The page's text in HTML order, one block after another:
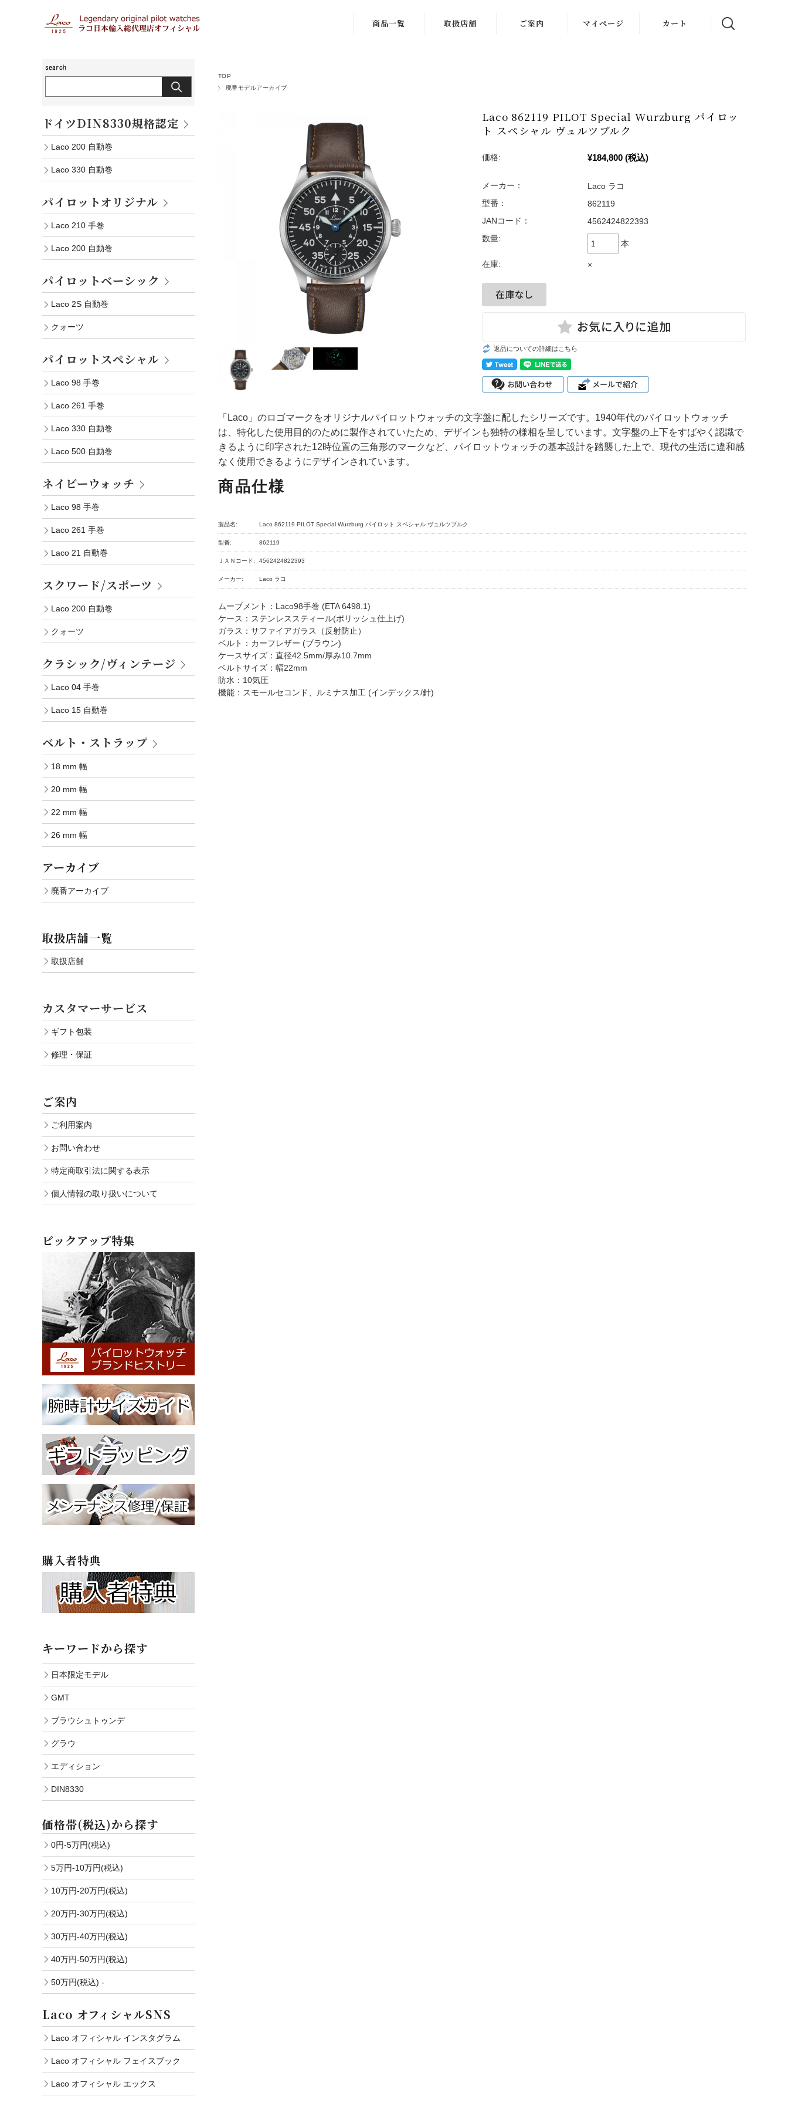
商品一覧
パイロットベー
クロノグラフウ
ォッチ
ネイビーウォッ
チ
GMTウォッチ
スクワード/ス
クラシックウォ
ップ
廃番モデル(ア
ーカイブ)
取扱店舗
5.中国・四国
ご案内
ギフト包装
会社概要
マイページ カート
TOP
廃番モデルアーカイブ
Laco 862119 PILOT Special Wurzburg パイロッ
ト スペシャル ヴュルツブルク
価格: ¥184,800 (税込)
メーカー：
Laco ラコ
型番：
862119
JANコード：
4562424822393
数量:
本
在庫: ×
返品についての詳細はこちら
「Laco」のロゴマークをオリジナルパイロットウォッチの文字盤に配したシリーズです。1940年代のパイロットウォッチ
は、特化した使用目的のために製作されていたため、デザインも独特の様相を呈しています。文字盤の上下をすばやく認識で
きるように印字された12時位置の三角形のマークなど、パイロットウォッチの基本設計を踏襲した上で、現代の生活に違和感
なく使用できるようにデザインされています。
商品仕様
製品名: Laco 862119 PILOT Special Wurzburg パイロット スペシャル ヴュルツブルク
型番: 862119
ＪＡＮコード: 4562424822393
メーカー: Laco ラコ
ムーブメント：Laco98手巻 (ETA 6498.1)
ケース：ステンレススティール(ポリッシュ仕上げ)
ガラス：サファイアガラス（反射防止）
ベルト：カーフレザー (ブラウン)
ケースサイズ：直径42.5mm/厚み10.7mm
ベルトサイズ：幅22mm
防水：10気圧
機能：スモールセコンド、ルミナス加工 (インデックス/針)
ドイツDIN8330規格認定
Laco 200 自動巻
Laco 330 自動巻
パイロットオリジナル
Laco 210 手巻
Laco 200 自動巻
パイロットベーシック
Laco 2S 自動巻
クォーツ
パイロットスペシャル
Laco 98 手巻
Laco 261 手巻
Laco 330 自動巻
Laco 500 自動巻
ネイビーウォッチ
Laco 98 手巻
Laco 261 手巻
Laco 21 自動巻
スクワード/スポーツ
Laco 200 自動巻
クォーツ
クラシック/ヴィンテージ
Laco 04 手巻
Laco 15 自動巻
ベルト・ストラップ
18 mm 幅
20 mm 幅
22 mm 幅
26 mm 幅
アーカイブ
廃番アーカイブ
取扱店舗一覧
取扱店舗
カスタマーサービス
ギフト包装
修理・保証
ご案内
ご利用案内
お問い合わせ
特定商取引法に関する表示
個人情報の取り扱いについて
ピックアップ特集
購入者特典
キーワードから探す
日本限定モデル
GMT
ブラウシュトゥンデ
グラウ
エディション
DIN8330
価格帯(税込)から探す
0円-5万円(税込)
5万円-10万円(税込)
10万円-20万円(税込)
20万円-30万円(税込)
30万円-40万円(税込)
40万円-50万円(税込)
50万円(税込) -
Laco オフィシャルSNS
Laco オフィシャル インスタグラム
Laco オフィシャル フェイスブック
Laco オフィシャル エックス